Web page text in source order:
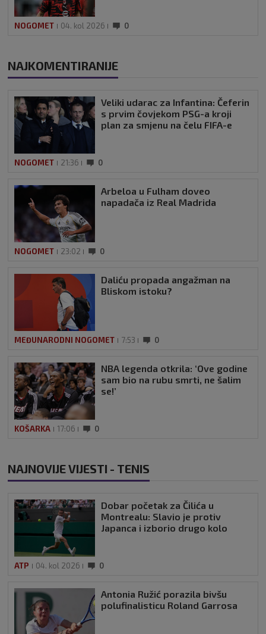
NOGOMET 04. kol 2026 0
NAJKOMENTIRANIJE
Veliki udarac za Infantina: Čeferin
s prvim čovjekom PSG-a kroji
plan za smjenu na čelu FIFA-e
NOGOMET 21:36 0
Arbeloa u Fulham doveo
napadača iz Real Madrida
NOGOMET 23:02 0
Daliću propada angažman na
Bliskom istoku?
MEĐUNARODNI NOGOMET 7:53 0
NBA legenda otkrila: ‘Ove godine
sam bio na rubu smrti, ne šalim
se!’
KOŠARKA 17:06 0
NAJNOVIJE VIJESTI - TENIS
Dobar početak za Čilića u
Montrealu: Slavio je protiv
Japanca i izborio drugo kolo
ATP 04. kol 2026 0
Antonia Ružić porazila bivšu
polufinalisticu Roland Garrosa